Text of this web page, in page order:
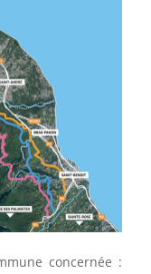
concernée :